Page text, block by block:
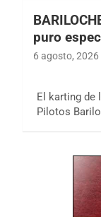
puro
6 agosto, 2026
El karting de
Pilotos